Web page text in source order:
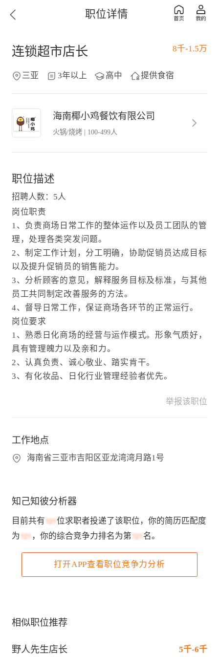
职位详情
连锁超市店长 8千-1.5万
三亚 3年以上 高中 提供食宿
海南椰小鸡餐饮有限公司
火锅/烧烤 | 100-499人
职位描述
招聘人数：5人
岗位职责
1、负责商场日常工作的整体运作以及员工团队的管
理，处理各类突发问题。
2、制定工作计划，分工明确，协助促销员达成目标
以及提升促销员的销售能力。
3、分析顾客的意见，解释服务目标及标准，与其他
员工共同制定改善服务的方法。
4、督导日常工作，保证商场各环节的正常运行。
岗位要求
1、熟悉日化商场的经营与运作模式。形象气质好，
具有管理魄力以及亲和力。
2、认真负责、诚心敬业、踏实肯干。
3、有化妆品、日化行业管理经验者优先。
举报该职位
工作地点
海南省三亚市吉阳区亚龙湾湾月路1号
知己知彼分析器
目前共有
位求职者投递了该职位，你的简历匹配度
为
，你的综合竞争力排名为第 名。
打开APP查看职位竞争力分析
相似职位推荐
野人先生店长 5千-6千